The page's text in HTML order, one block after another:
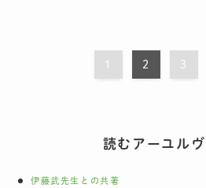
1 2 3
読むアーユル
伊藤武先生との共著